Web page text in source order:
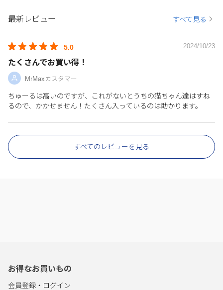
最新レビュー すべて見る
5.0 2024/10/23
たくさんでお買い得！
MrMaxカスタマー
ちゅーるは高いのですが、これがないとうちの猫ちゃん達はすね
るので、かかせません！たくさん入っているのは助かります。
すべてのレビューを見る
お得なお買いもの
会員登録・ログイン